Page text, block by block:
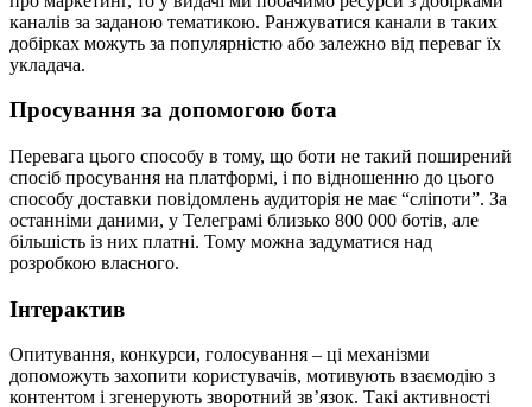
каналів за заданою тематикою. Ранжуватися канали в таких
добірках можуть за популярністю або залежно від переваг їх
укладача.
Просування за допомогою бота
Перевага цього способу в тому, що боти не такий поширений
спосіб просування на платформі, і по відношенню до цього
способу доставки повідомлень аудиторія не має “сліпоти”. За
останніми даними, у Телеграмі близько 800 000 ботів, але
більшість із них платні. Тому можна задуматися над
розробкою власного.
Інтерактив
Опитування, конкурси, голосування – ці механізми
допоможуть захопити користувачів, мотивують взаємодію з
контентом і згенерують зворотний зв’язок. Такі активності